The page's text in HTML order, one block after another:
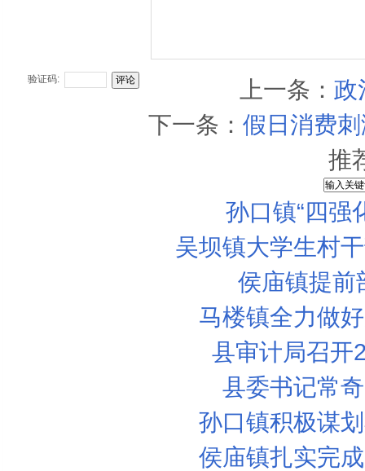
验证码: 上一条： 政
下一条： 假日消费
推
孙口镇“四强
吴坝镇大学生村
侯庙镇提前
马楼镇全力做
县审计局召开
县委书记常
孙口镇积极谋
侯庙镇扎实完